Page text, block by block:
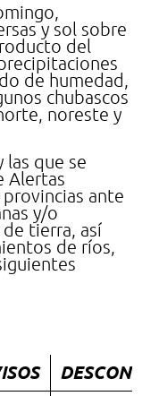
y sol sobre
del
de humedad,
chubascos
noreste y
las que se
Alertas
ante
y/o
tierra, así
de ríos,